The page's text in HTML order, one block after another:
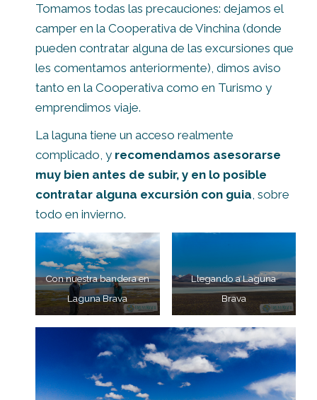
Tomamos todas las precauciones: dejamos el
camper en la Cooperativa de Vinchina (donde
pueden contratar alguna de las excursiones que
les comentamos anteriormente), dimos aviso
tanto en la Cooperativa como en Turismo y
emprendimos viaje.
La laguna tiene un acceso realmente
complicado, y recomendamos asesorarse
muy bien antes de subir, y en lo posible
contratar alguna excursión con guia, sobre
todo en invierno.
Con nuestra bandera en
Laguna Brava
Llegando a Laguna
Brava